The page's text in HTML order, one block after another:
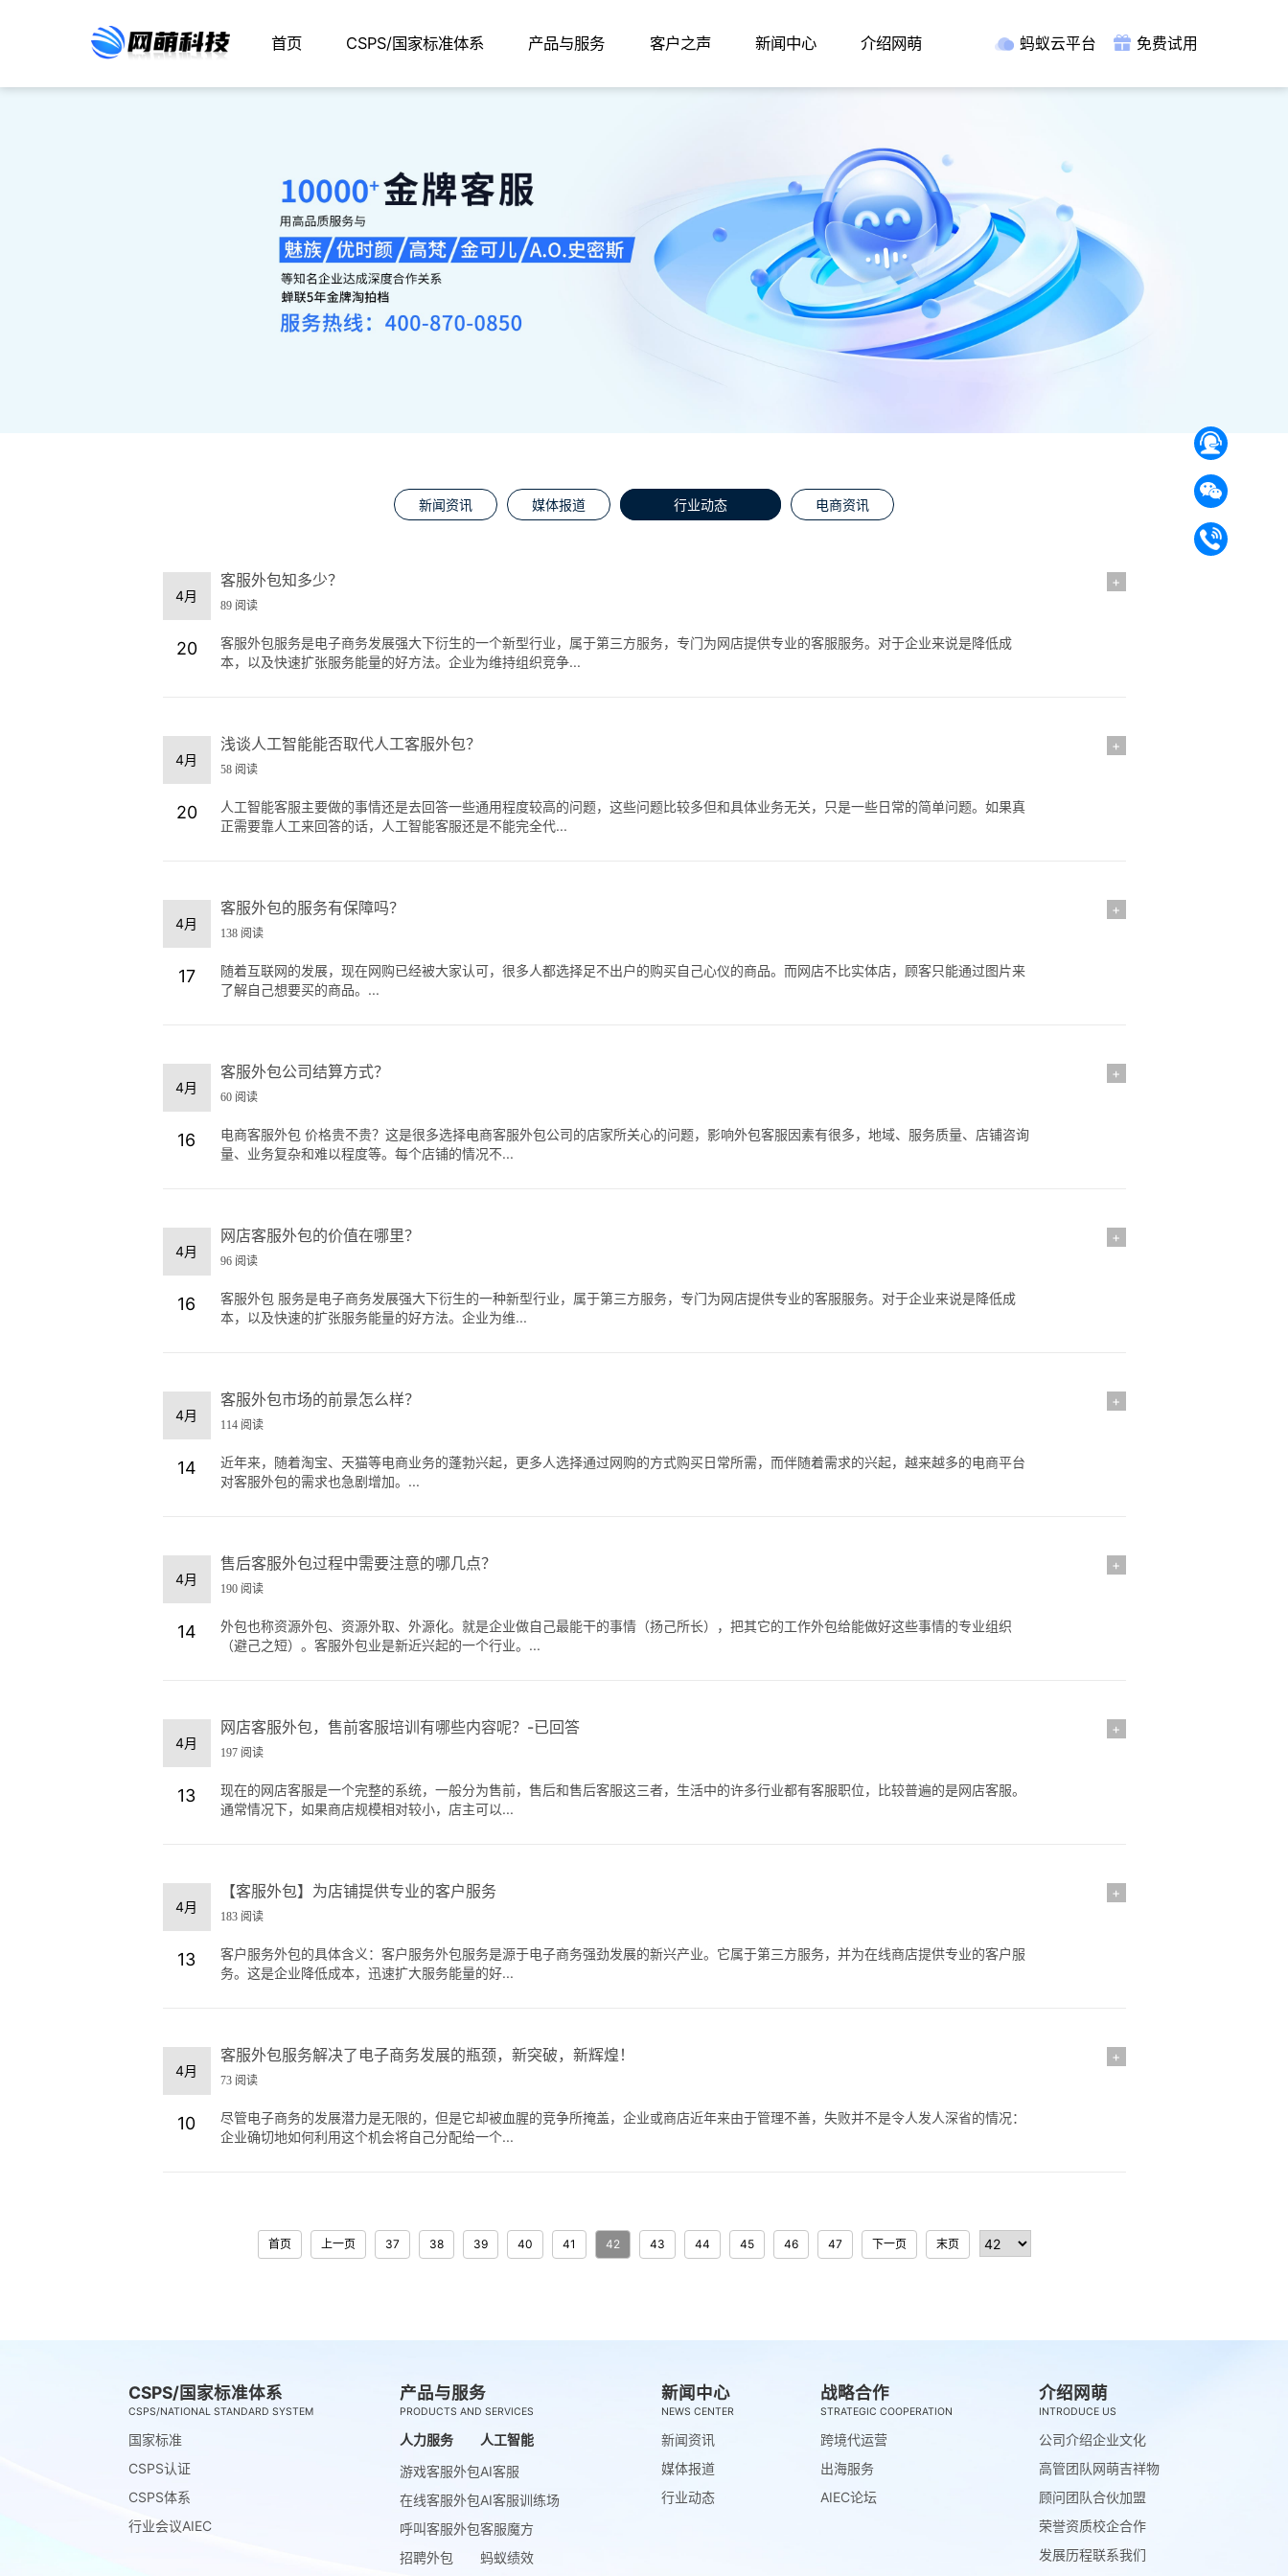
首页 CSPS/国家标准体系 产品与服务 客户之声 新闻中心 介绍网萌 蚂蚁云平台 免费试用
新闻资讯 媒体报道 行业动态 电商资讯
4月
20
+
客服外包知多少？
89 阅读
客服外包服务是电子商务发展强大下衍生的一个新型行业，属于第三方服务，专门为网店提供专业的客服服务。对于企业来说是降低成
本，以及快速扩张服务能量的好方法。企业为维持组织竞争...
4月
20
+
浅谈人工智能能否取代人工客服外包？
58 阅读
人工智能客服主要做的事情还是去回答一些通用程度较高的问题，这些问题比较多但和具体业务无关，只是一些日常的简单问题。如果真
正需要靠人工来回答的话，人工智能客服还是不能完全代...
4月
17
+
客服外包的服务有保障吗？
138 阅读
随着互联网的发展，现在网购已经被大家认可，很多人都选择足不出户的购买自己心仪的商品。而网店不比实体店，顾客只能通过图片来
了解自己想要买的商品。...
4月
16
+
客服外包公司结算方式？
60 阅读
电商客服外包 价格贵不贵？这是很多选择电商客服外包公司的店家所关心的问题，影响外包客服因素有很多，地域、服务质量、店铺咨询
量、业务复杂和难以程度等。每个店铺的情况不...
4月
16
+
网店客服外包的价值在哪里？
96 阅读
客服外包 服务是电子商务发展强大下衍生的一种新型行业，属于第三方服务，专门为网店提供专业的客服服务。对于企业来说是降低成
本，以及快速的扩张服务能量的好方法。企业为维...
4月
14
+
客服外包市场的前景怎么样？
114 阅读
近年来，随着淘宝、天猫等电商业务的蓬勃兴起，更多人选择通过网购的方式购买日常所需，而伴随着需求的兴起，越来越多的电商平台
对客服外包的需求也急剧增加。...
4月
14
+
售后客服外包过程中需要注意的哪几点？
190 阅读
外包也称资源外包、资源外取、外源化。就是企业做自己最能干的事情（扬己所长），把其它的工作外包给能做好这些事情的专业组织
（避己之短）。客服外包业是新近兴起的一个行业。...
4月
13
+
网店客服外包，售前客服培训有哪些内容呢？-已回答
197 阅读
现在的网店客服是一个完整的系统，一般分为售前，售后和售后客服这三者，生活中的许多行业都有客服职位，比较普遍的是网店客服。
通常情况下，如果商店规模相对较小，店主可以...
4月
13
+
【客服外包】为店铺提供专业的客户服务
183 阅读
客户服务外包的具体含义：客户服务外包服务是源于电子商务强劲发展的新兴产业。它属于第三方服务，并为在线商店提供专业的客户服
务。这是企业降低成本，迅速扩大服务能量的好...
4月
10
+
客服外包服务解决了电子商务发展的瓶颈，新突破，新辉煌！
73 阅读
尽管电子商务的发展潜力是无限的，但是它却被血腥的竞争所掩盖，企业或商店近年来由于管理不善，失败并不是令人发人深省的情况：
企业确切地如何利用这个机会将自己分配给一个...
首页 上一页 37 38 39 40 41 42 43 44 45 46 47 下一页 末页
CSPS/国家标准体系
CSPS/NATIONAL STANDARD SYSTEM
国家标准
CSPS认证
CSPS体系
行业会议AIEC
产品与服务
PRODUCTS AND SERVICES
人力服务
游戏客服外包
在线客服外包
呼叫客服外包
招聘外包
人工智能
AI客服
AI客服训练场
客服魔方
蚂蚁绩效
新闻中心
NEWS CENTER
新闻资讯
媒体报道
行业动态
战略合作
STRATEGIC COOPERATION
跨境代运营
出海服务
AIEC论坛
介绍网萌
INTRODUCE US
公司介绍
高管团队
顾问团队
荣誉资质
发展历程
企业文化
网萌吉祥物
合伙加盟
校企合作
联系我们